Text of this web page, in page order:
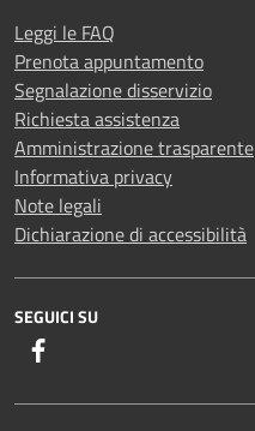
Leggi le FAQ
Prenota appuntamento
Segnalazione disservizio
Richiesta assistenza
Amministrazione trasparente
Informativa privacy
Note legali
Dichiarazione di accessibilità
SEGUICI SU